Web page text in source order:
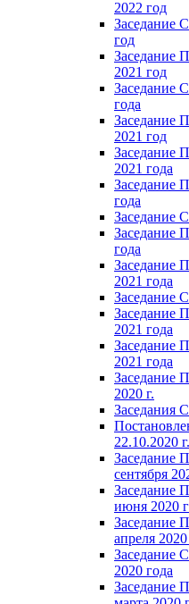
2022 год
Заседание
год
Заседание
2021 год
Заседание
года
Заседание
2021 год
Заседание
2021 года
Заседание
года
Заседание
Заседание
года
Заседание
2021 года
Заседание
Заседание
2021 года
Заседание
2021 года
Заседание
2020 г.
Заседания
22.10.2020 г.
Заседание
сентября
Заседание
июня 2020
Заседание
апреля 2020
Заседание
2020 года
Заседание